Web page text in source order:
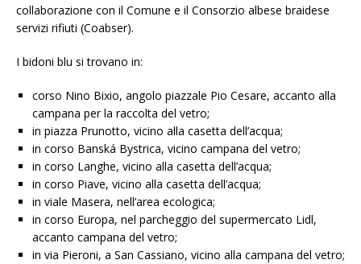
collaborazione con il Comune e il Consorzio albese braidese
servizi rifiuti (Coabser).
I bidoni blu si trovano in:
corso Nino Bixio, angolo piazzale Pio Cesare, accanto alla
campana per la raccolta del vetro;
in piazza Prunotto, vicino alla casetta dell’acqua;
in corso Banská Bystrica, vicino campana del vetro;
in corso Langhe, vicino alla casetta dell’acqua;
in corso Piave, vicino alla casetta dell’acqua;
in viale Masera, nell’area ecologica;
in corso Europa, nel parcheggio del supermercato Lidl,
accanto campana del vetro;
in via Pieroni, a San Cassiano, vicino alla campana del vetro;